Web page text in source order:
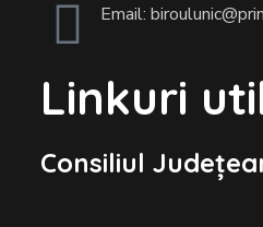
Email:
Linkuri
Consiliul